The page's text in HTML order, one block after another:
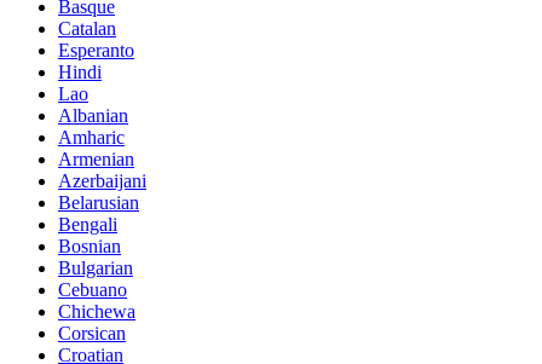
Basque
Catalan
Esperanto
Hindi
Lao
Albanian
Amharic
Armenian
Azerbaijani
Belarusian
Bengali
Bosnian
Bulgarian
Cebuano
Chichewa
Corsican
Croatian